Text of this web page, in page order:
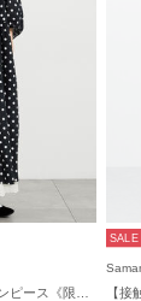
SALE
【